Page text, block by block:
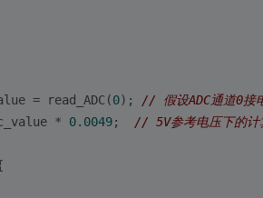
= read_ADC(0); // 假设ADC通道0接
* 0.0049; // 5V参考电压下的计